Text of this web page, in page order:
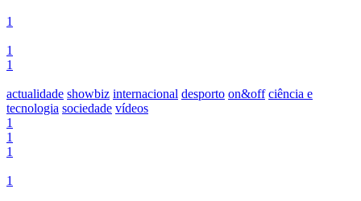
1
1
1
actualidade showbiz internacional desporto on&off ciência e
tecnologia sociedade vídeos
1
1
1
1